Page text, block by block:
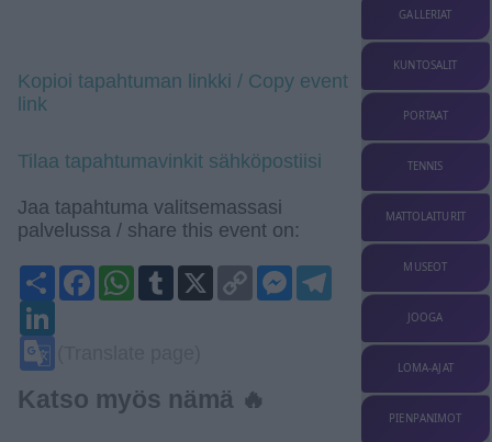
Kopioi tapahtuman linkki / Copy event
link
Tilaa tapahtumavinkit sähköpostiisi
Jaa tapahtuma valitsemassasi
palvelussa / share this event on:
ShareFacebookWhatsApp
Tumblr
X
Copy
Link
MessengerTelegram
Katso myös nämä 🔥
GALLERIAT
KUNTOSALIT
PORTAAT
TENNIS
MATTOLAITURIT
MUSEOT
JOOGA
LOMA-AJAT
PIENPANIMOT